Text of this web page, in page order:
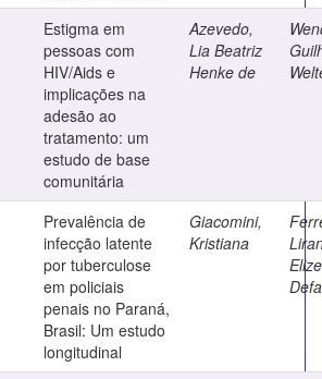
Estigma em
pessoas com
HIV/Aids e
implicações na
adesão ao
tratamento: um
estudo de base
comunitária
Azevedo,
Lia Beatriz
Henke de
Prevalência de
infecção latente
por tuberculose
em policiais
penais no Paraná,
Brasil: Um estudo
longitudinal
Giacomini,
Kristiana
Elize